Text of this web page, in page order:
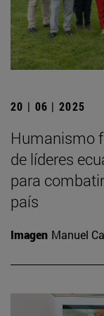
20 | 06 | 2025
Humanismo
de líderes
para
país
Imagen Manuel